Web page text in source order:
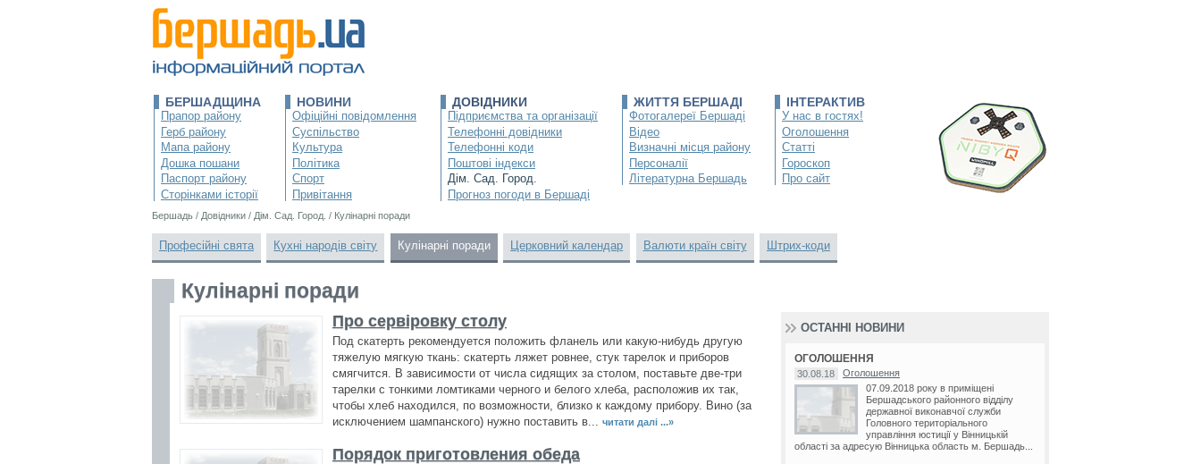
БЕРШАДЩИНА
Прапор району
Герб району
Мапа району
Дошка пошани
Паспорт району
Сторінками історії
НОВИНИ
Офіційні повідомлення
Суспільство
Культура
Політика
Спорт
Привітання
ДОВІДНИКИ
Підприємства та організації
Телефонні довідники
Телефонні коди
Поштові індекси
Дім. Сад. Город.
Прогноз погоди в Бершаді
ЖИТТЯ БЕРШАДІ
Фотогалереї Бершаді
Відео
Визначні місця району
Персоналії
Літературна Бершадь
ІНТЕРАКТИВ
У нас в гостях!
Оголошення
Статті
Гороскоп
Про сайт
Бершадь / Довідники / Дім. Сад. Город. / Кулінарні поради
Професійні свята Кухні народів світу Кулінарні поради Церковний календар Валюти країн світу Штрих-коди
Кулінарні поради
Про сервіровку столу
Под скатерть рекомендуется положить фланель или какую-нибудь другую
тяжелую мягкую ткань: скатерть ляжет ровнее, стук тарелок и приборов
смягчится. В зависимости от числа сидящих за столом, поставьте две-три
тарелки с тонкими ломтиками черного и белого хлеба, расположив их так,
чтобы хлеб находился, по возможности, близко к каждому прибору. Вино (за
исключением шампанского) нужно поставить в...
читати далі ...»
Порядок приготовления обеда
ОСТАННІ НОВИНИ
ОГОЛОШЕННЯ
30.08.18
Оголошення
07.09.2018 року в приміщені
Бершадського районного відділу
державної виконавчої служби
Головного територіального
управління юстиції у Вінницькій
області за адресую Вінницька область м. Бершадь...